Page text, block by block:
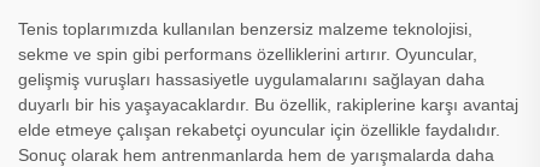
Tenis toplarımızda kullanılan benzersiz malzeme teknolojisi,
sekme ve spin gibi performans özelliklerini artırır. Oyuncular,
gelişmiş vuruşları hassasiyetle uygulamalarını sağlayan daha
duyarlı bir his yaşayacaklardır. Bu özellik, rakiplerine karşı avantaj
elde etmeye çalışan rekabetçi oyuncular için özellikle faydalıdır.
Sonuç olarak hem antrenmanlarda hem de yarışmalarda daha